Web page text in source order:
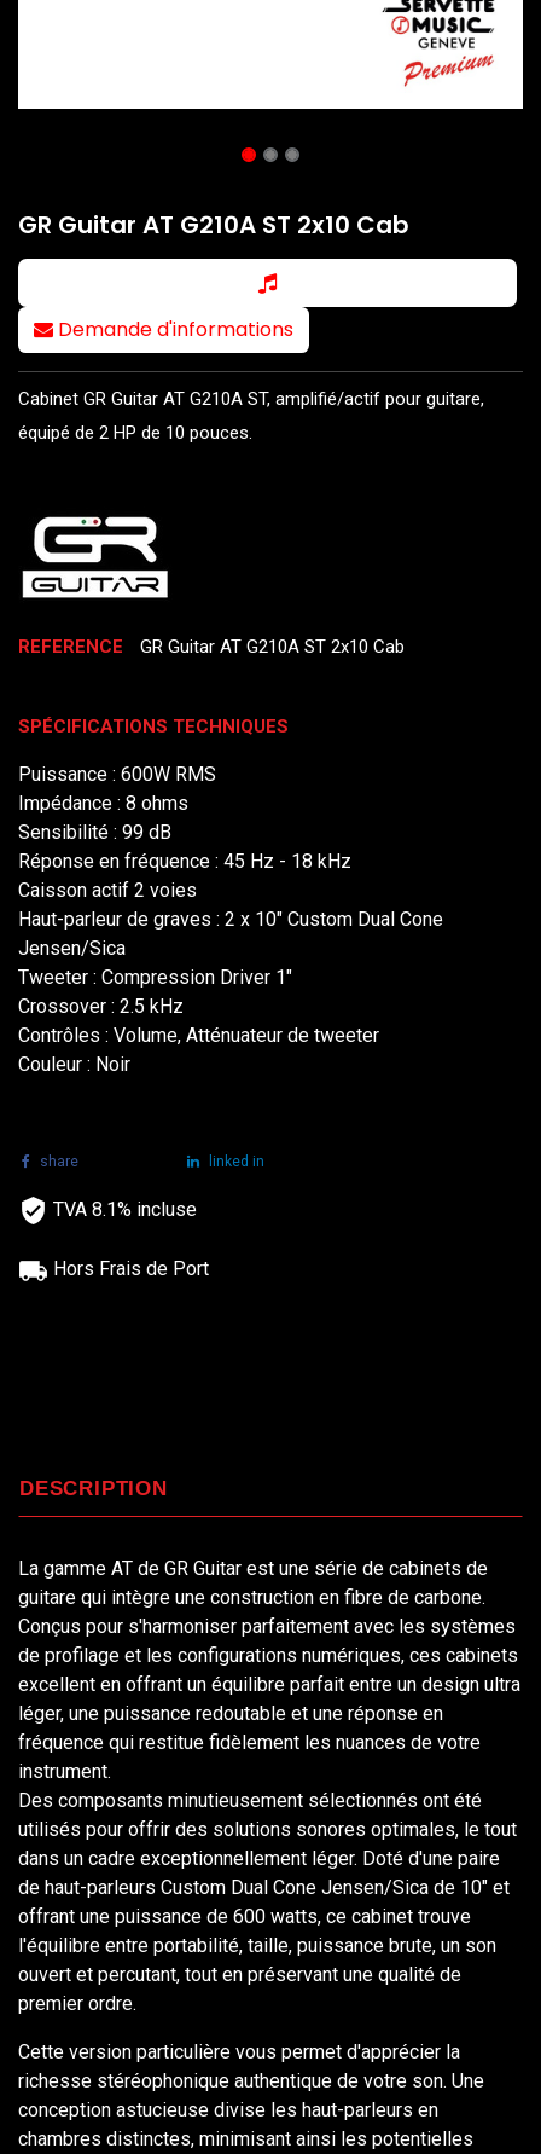
GR Guitar AT G210A ST 2x10 Cab
Demande d'informations
Cabinet GR Guitar AT G210A ST, amplifié/actif pour guitare,
équipé de 2 HP de 10 pouces.
REFERENCE GR Guitar AT G210A ST 2x10 Cab
SPÉCIFICATIONS TECHNIQUES
Puissance : 600W RMS
Impédance : 8 ohms
Sensibilité : 99 dB
Réponse en fréquence : 45 Hz - 18 kHz
Caisson actif 2 voies
Haut-parleur de graves : 2 x 10" Custom Dual Cone
Jensen/Sica
Tweeter : Compression Driver 1"
Crossover : 2.5 kHz
Contrôles : Volume, Atténuateur de tweeter
Couleur : Noir
share linked in
TVA 8.1% incluse
Hors Frais de Port
DESCRIPTION
La gamme AT de GR Guitar est une série de cabinets de
guitare qui intègre une construction en fibre de carbone.
Conçus pour s'harmoniser parfaitement avec les systèmes
de profilage et les configurations numériques, ces cabinets
excellent en offrant un équilibre parfait entre un design ultra
léger, une puissance redoutable et une réponse en
fréquence qui restitue fidèlement les nuances de votre
instrument.
Des composants minutieusement sélectionnés ont été
utilisés pour offrir des solutions sonores optimales, le tout
dans un cadre exceptionnellement léger. Doté d'une paire
de haut-parleurs Custom Dual Cone Jensen/Sica de 10" et
offrant une puissance de 600 watts, ce cabinet trouve
l'équilibre entre portabilité, taille, puissance brute, un son
ouvert et percutant, tout en préservant une qualité de
premier ordre.
Cette version particulière vous permet d'apprécier la
richesse stéréophonique authentique de votre son. Une
conception astucieuse divise les haut-parleurs en
chambres distinctes, minimisant ainsi les potentielles